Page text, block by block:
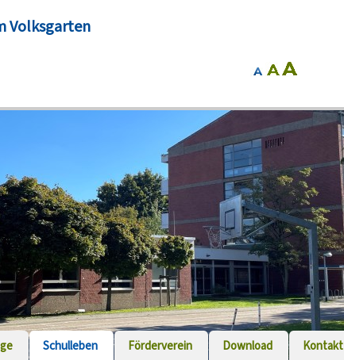
Volksgarten
Schulleben Förderverein Download Kontakt